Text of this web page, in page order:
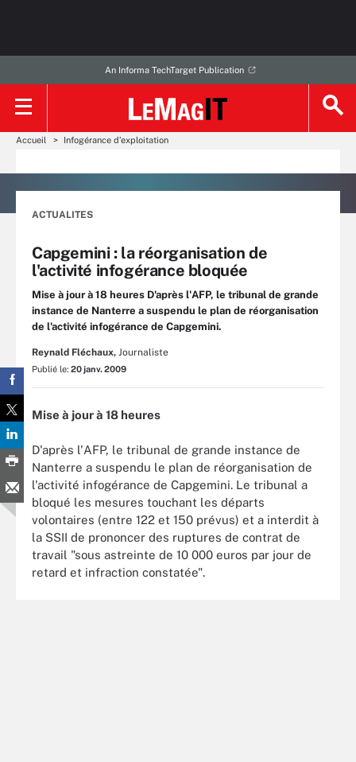
An Informa TechTarget Publication
Accueil Infogérance d’exploitation
ACTUALITES
Capgemini : la réorganisation de
l'activité infogérance bloquée
Mise à jour à 18 heures D'après l'AFP, le tribunal de grande
instance de Nanterre a suspendu le plan de réorganisation
de l'activité infogérance de Capgemini.
Reynald Fléchaux, Journaliste
Publié le: 20 janv. 2009
Mise à jour à 18 heures
D'après l'AFP, le tribunal de grande instance de
Nanterre a suspendu le plan de réorganisation de
l'activité infogérance de Capgemini. Le tribunal a
bloqué les mesures touchant les départs
volontaires (entre 122 et 150 prévus) et a interdit à
la SSII de prononcer des ruptures de contrat de
travail "sous astreinte de 10 000 euros par jour de
retard et infraction constatée".